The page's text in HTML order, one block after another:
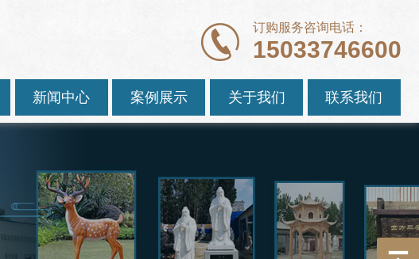
订购服务咨询电话：
15033746600
新闻中心 案例展示 关于我们 联系我们